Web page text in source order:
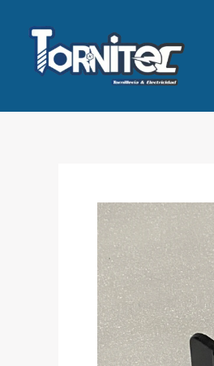
contenido